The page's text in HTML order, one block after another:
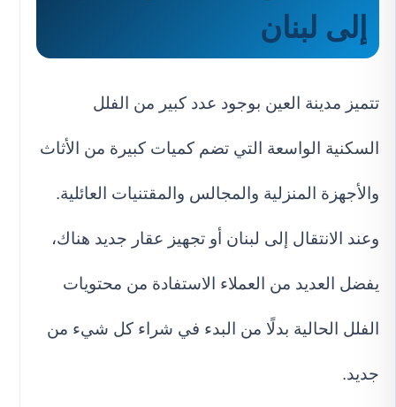
إلى لبنان
تتميز مدينة العين بوجود عدد كبير من الفلل
السكنية الواسعة التي تضم كميات كبيرة من الأثاث
والأجهزة المنزلية والمجالس والمقتنيات العائلية.
وعند الانتقال إلى لبنان أو تجهيز عقار جديد هناك،
يفضل العديد من العملاء الاستفادة من محتويات
الفلل الحالية بدلًا من البدء في شراء كل شيء من
جديد.